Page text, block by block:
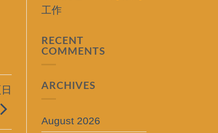
工作
RECENT
COMMENTS
ARCHIVES
August 2026